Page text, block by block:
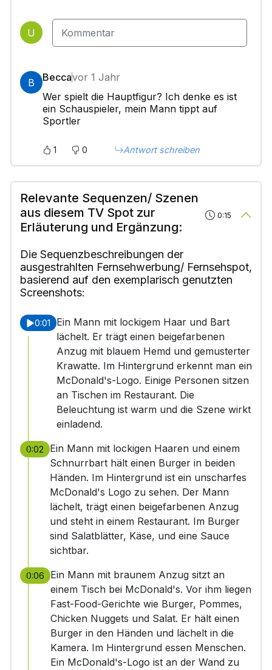
U
B Beccavor 1 Jahr
Wer spielt die Hauptfigur? Ich denke es ist
ein Schauspieler, mein Mann tippt auf
Sportler
1 0 Antwort schreiben
Relevante Sequenzen/ Szenen
aus diesem TV Spot zur
Erläuterung und Ergänzung:
0:15
Die Sequenzbeschreibungen der
ausgestrahlten Fernsehwerbung/ Fernsehspot,
basierend auf den exemplarisch genutzten
Screenshots:
0:01
Ein Mann mit lockigem Haar und Bart
lächelt. Er trägt einen beigefarbenen
Anzug mit blauem Hemd und gemusterter
Krawatte. Im Hintergrund erkennt man ein
McDonald's-Logo. Einige Personen sitzen
an Tischen im Restaurant. Die
Beleuchtung ist warm und die Szene wirkt
einladend.
0:02
Ein Mann mit lockigen Haaren und einem
Schnurrbart hält einen Burger in beiden
Händen. Im Hintergrund ist ein unscharfes
McDonald's Logo zu sehen. Der Mann
lächelt, trägt einen beigefarbenen Anzug
und steht in einem Restaurant. Im Burger
sind Salatblätter, Käse, und eine Sauce
sichtbar.
0:06
Ein Mann mit braunem Anzug sitzt an
einem Tisch bei McDonald's. Vor ihm liegen
Fast-Food-Gerichte wie Burger, Pommes,
Chicken Nuggets und Salat. Er hält einen
Burger in den Händen und lächelt in die
Kamera. Im Hintergrund essen Menschen.
Ein McDonald's-Logo ist an der Wand zu